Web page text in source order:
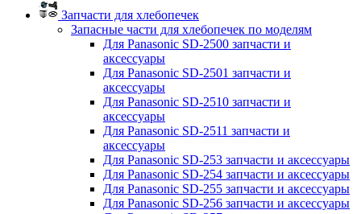
Запчасти для хлебопечек
Запасные части для хлебопечек по моделям
Для Panasonic SD-2500 запчасти и
аксессуары
Для Panasonic SD-2501 запчасти и
аксессуары
Для Panasonic SD-2510 запчасти и
аксессуары
Для Panasonic SD-2511 запчасти и
аксессуары
Для Panasonic SD-253 запчасти и аксессуары
Для Panasonic SD-254 запчасти и аксессуары
Для Panasonic SD-255 запчасти и аксессуары
Для Panasonic SD-256 запчасти и аксессуары